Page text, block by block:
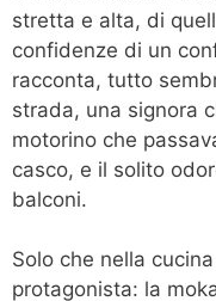
stretta e alta, di
confidenze di un
racconta, tutto
strada, una signora
motorino che
casco, e il solito
balconi.
Solo che nella
protagonista: la